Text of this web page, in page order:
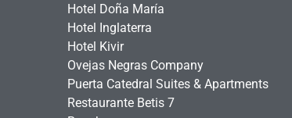
Hotel Doña María
Hotel Inglaterra
Hotel Kivir
Ovejas Negras Company
Puerta Catedral Suites & Apartments
Restaurante Betis 7